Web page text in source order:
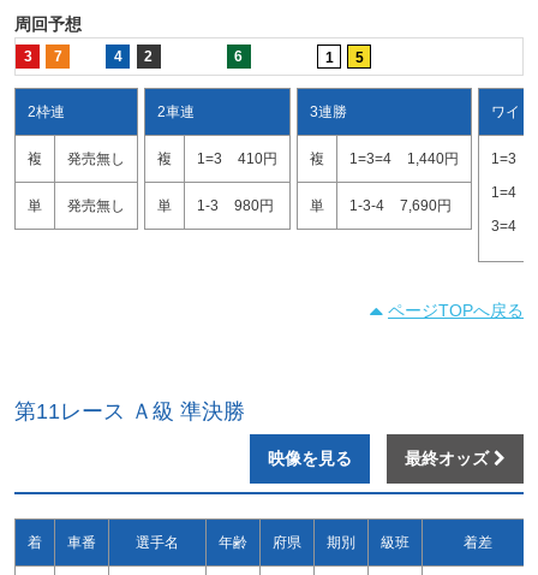
周回予想
3 7 4 2 6 1 5
2枠連
複 発売無し
単 発売無し
2車連
複 1=3 410円
単 1-3 980円
3連勝
複 1=3=4 1,440円
単 1-3-4 7,690円
ワイド
1=3
1=4
3=4
ページTOPへ戻る
第11レース Ａ級 準決勝
映像を見る 最終オッズ
着 車番 選手名 年齢 府県 期別 級班 着差